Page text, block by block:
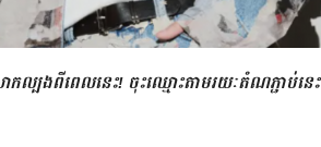
ាកល្បងពីពេលនេះ! ចុះឈ្មោះតាមរយៈតំណភ្ជាប់នេះ